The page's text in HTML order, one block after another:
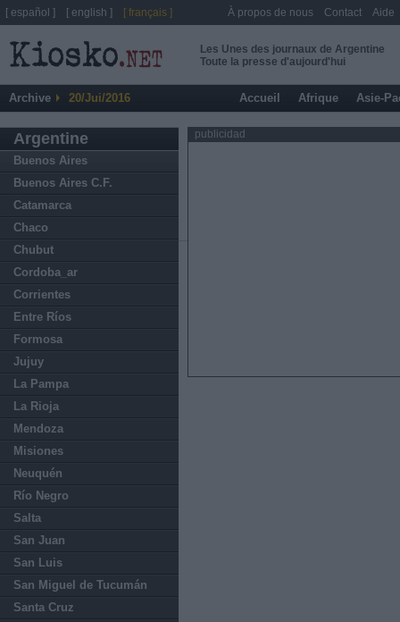
Les Unes des journaux de Argentine
Toute la presse d'aujourd'hui
Archive 20/Jui/2016 Accueil Afrique Asie-
Argentine
Buenos Aires
Buenos Aires C.F.
Catamarca
Chaco
Chubut
Cordoba_ar
Corrientes
Entre Ríos
Formosa
Jujuy
La Pampa
La Rioja
Mendoza
Misiones
Neuquén
Río Negro
Salta
San Juan
San Luis
San Miguel de Tucumán
Santa Cruz
publicidad
[ español ] [ english ] [ français ] À propos de nous Contact Aide